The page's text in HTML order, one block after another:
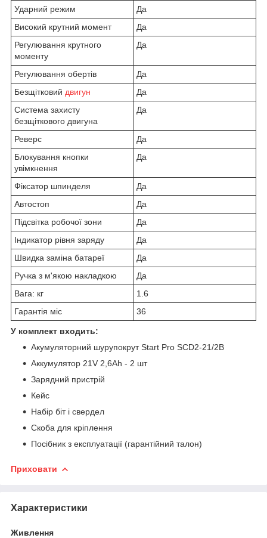
Ударний режим
Да
Високий крутний момент
Да
Регулювання крутного
моменту
Да
Регулювання обертів
Да
Безщітковий двигун
Да
Система захисту
безщіткового двигуна
Да
Реверс
Да
Блокування кнопки
увімкнення
Да
Фіксатор шпинделя
Да
Автостоп
Да
Підсвітка робочої зони
Да
Індикатор рівня заряду
Да
Швидка заміна батареї
Да
Ручка з м'якою накладкою
Да
Вага: кг
1.6
Гарантія міс
36
У комплект входить:
Акумуляторний шурупокрут Start Pro SCD2-21/2B
Аккумулятор 21V 2,6Ah - 2 шт
Зарядний пристрій
Кейс
Набір біт і свердел
Скоба для кріплення
Посібник з експлуатації (гарантійний талон)
Приховати
Характеристики
Живлення